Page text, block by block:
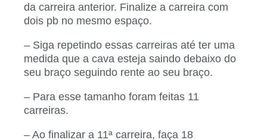
da carreira anterior. Finalize a carreira com
dois pb no mesmo espaço.
– Siga repetindo essas carreiras até ter uma
medida que a cava esteja saindo debaixo do
seu braço seguindo rente ao seu braço.
– Para esse tamanho foram feitas 11
carreiras.
– Ao finalizar a 11ª carreira, faça 18